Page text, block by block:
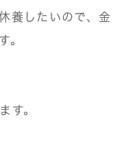
養したいので、金
。
す。